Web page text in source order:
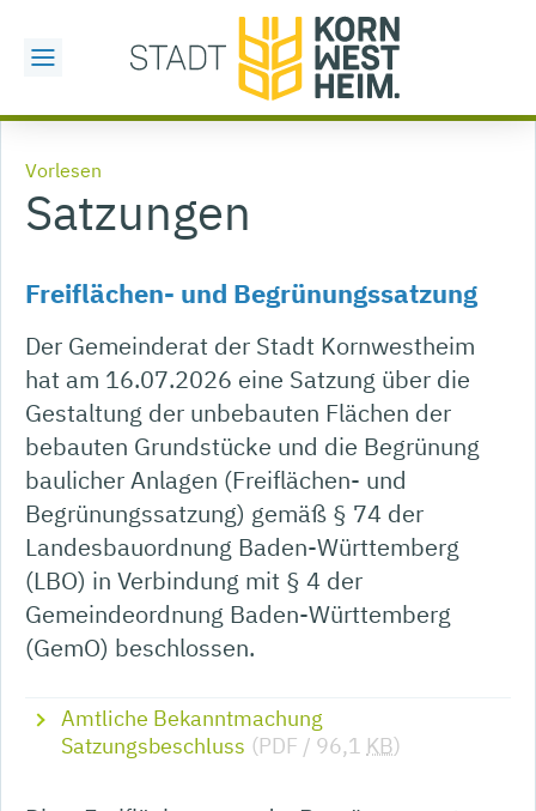
Vorlesen
Satzungen
Freiflächen- und Begrünungssatzung
Der Gemeinderat der Stadt Kornwestheim
hat am 16.07.2026 eine Satzung über die
Gestaltung der unbebauten Flächen der
bebauten Grundstücke und die Begrünung
baulicher Anlagen (Freiflächen- und
Begrünungssatzung) gemäß § 74 der
Landesbauordnung Baden-Württemberg
(LBO) in Verbindung mit § 4 der
Gemeindeordnung Baden-Württemberg
(GemO) beschlossen.
Amtliche Bekanntmachung
Satzungsbeschluss (PDF / 96,1 KB)